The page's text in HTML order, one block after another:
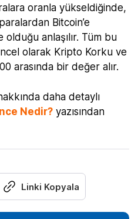
oranla yükseldiğinde,
Bitcoin’e
anlaşılır. Tüm bu
olarak Kripto Korku ve
arasında bir değer alır.
daha detaylı
Nedir? yazısından
Linki Kopyala